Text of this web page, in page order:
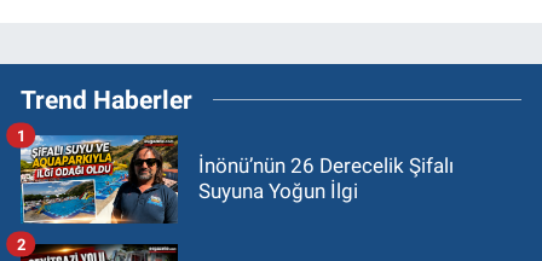
Trend Haberler
İnönü’nün 26 Derecelik Şifalı
Suyuna Yoğun İlgi
1
2